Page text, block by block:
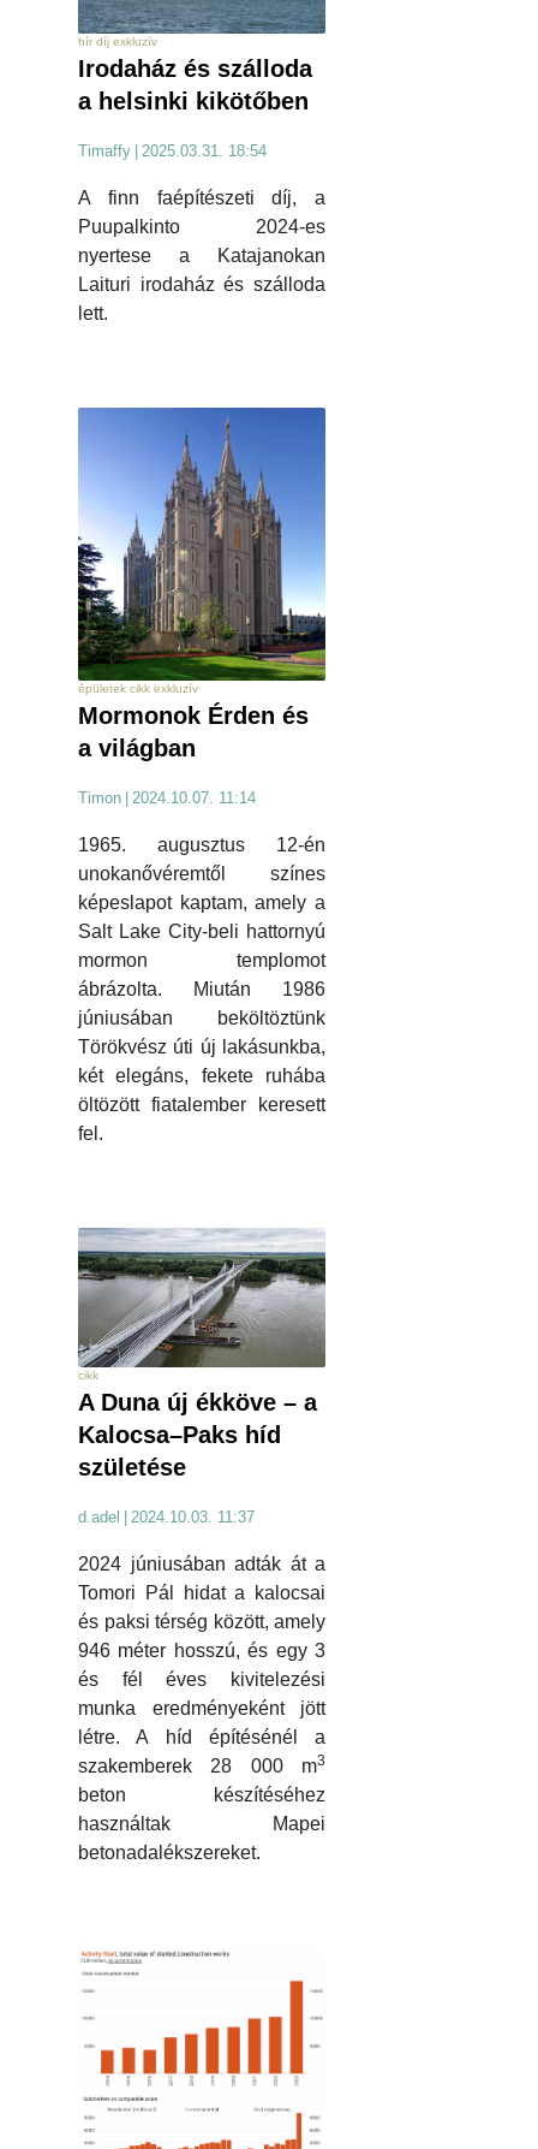
hír díj exkluzív
Irodaház és szálloda
a helsinki kikötőben
Timaffy 2025.03.31. 18:54
A finn faépítészeti díj, a
Puupalkinto 2024-es
nyertese a Katajanokan
Laituri irodaház és szálloda
lett.
épületek cikk exkluzív
Mormonok Érden és
a világban
Timon 2024.10.07. 11:14
1965. augusztus 12-én
unokanővéremtől színes
képeslapot kaptam, amely a
Salt Lake City-beli hattornyú
mormon templomot
ábrázolta. Miután 1986
júniusában beköltöztünk
Törökvész úti új lakásunkba,
két elegáns, fekete ruhába
öltözött fiatalember keresett
fel.
cikk
A Duna új ékköve – a
Kalocsa–Paks híd
születése
d.adel 2024.10.03. 11:37
2024 júniusában adták át a
Tomori Pál hidat a kalocsai
és paksi térség között, amely
946 méter hosszú, és egy 3
és fél éves kivitelezési
munka eredményeként jött
létre. A híd építésénél a
szakemberek 28 000 m3
beton készítéséhez
használtak Mapei
betonadalékszereket.